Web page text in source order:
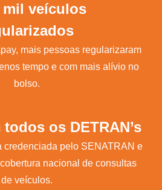
mil veículos
mais pessoas regularizaram
tempo e com mais alívio no
bolso.
os DETRAN’s
credenciada pelo SENATRAN e
nacional de consultas
de veículos.